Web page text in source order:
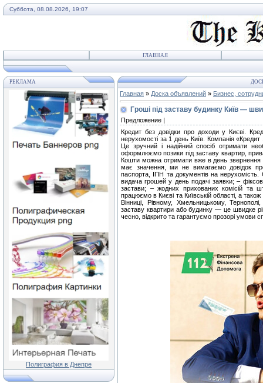
Суббота, 08.08.2026, 19:07
ГЛАВНАЯ
РЕКЛАМА
Полиграфия в Днепре
Главная » Доска объявлений » Бизнес,
Гроші під заставу будинку Київ —
Предложение |
Кредит без довідки про доходи у Києві.
нерухомості за 1 день Київ. Компанія
Це зручний і надійний спосіб отримати
оформлюємо позики під заставу квартир,
Кошти можна отримати вже в день звернення
має значення, ми не вимагаємо довідок
паспорта, ІПН та документів на
видача грошей у день подачі заявки; –
застави; – жодних прихованих комісій та
працюємо в Києві та Київській області, а
Вінниці, Рівному, Хмельницькому,
заставу квартири або будинку — це швидке
чесно, відкрито та гарантуємо прозорі умови